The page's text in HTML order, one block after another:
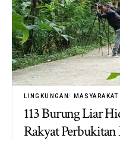
LINGKUNGAN MASYARAKAT
113 Burung Liar
Rakyat